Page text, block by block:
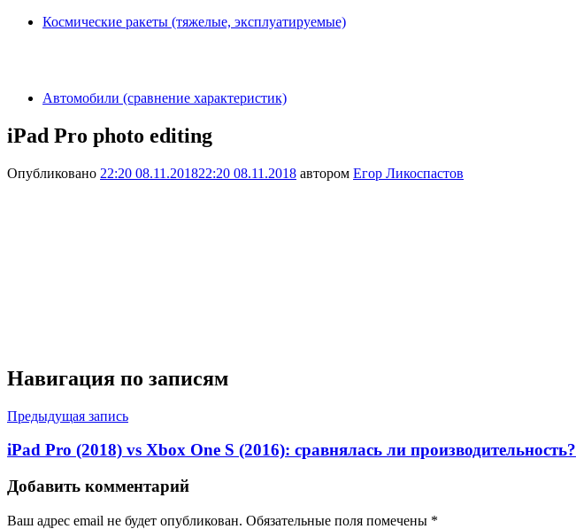
Космические ракеты (тяжелые, эксплуатируемые)
Автомобили (сравнение характеристик)
iPad Pro photo editing
Опубликовано 22:20 08.11.201822:20 08.11.2018 автором Егор Ликоспастов
Навигация по записям
Предыдущая запись
iPad Pro (2018) vs Xbox One S (2016): сравнялась ли производительность?
Добавить комментарий
Ваш адрес email не будет опубликован. Обязательные поля помечены *